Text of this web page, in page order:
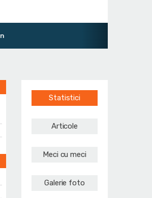
Statistici
Articole
Meci cu meci
Galerie foto